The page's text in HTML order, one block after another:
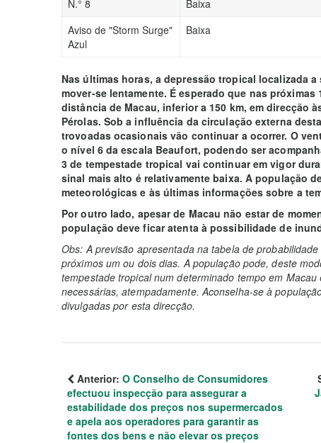
N.° 8
Baixa
Aviso de "Storm Surge"
Azul
Baixa
Nas últimas horas, a depressão tropical localizada
mover-se lentamente. É esperado que nas próximas
distância de Macau, inferior a 150 km, em direcção
Pérolas. Sob a influência da circulação externa
trovoadas ocasionais vão continuar a ocorrer. O
o nível 6 da escala Beaufort, podendo ser
3 de tempestade tropical vai continuar em vigor
sinal mais alto é relativamente baixa. A população
meteorológicas e às últimas informações sobre a
Por outro lado, apesar de Macau não estar de
população deve ficar atenta à possibilidade de
Obs: A previsão apresentada na tabela de
próximos um ou dois dias. A população pode, deste
tempestade tropical num determinado tempo em
necessárias, atempadamente. Aconselha-se à
divulgadas por esta direcção.
Anterior: O Conselho de Consumidores
efectuou inspecção para assegurar a
estabilidade dos preços nos supermercados
e apela aos operadores para garantir as
fontes dos bens e não elevar os preços